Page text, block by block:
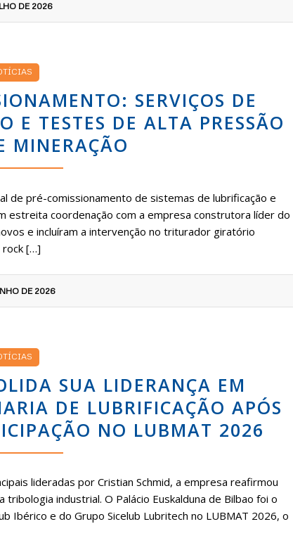
DE 2026
SERVIÇOS DE
E TESTES DE ALTA PRESSÃO
MINERAÇÃO
de pré-comissionamento de sistemas de lubrificação e
estreita coordenação com a empresa construtora líder do
e incluíram a intervenção no triturador giratório
rock […]
DE 2026
SUA LIDERANÇA EM
DE LUBRIFICAÇÃO APÓS
NO LUBMAT 2026
lideradas por Cristian Schmid, a empresa reafirmou
industrial. O Palácio Euskalduna de Bilbao foi o
Ibérico e do Grupo Sicelub Lubritech no LUBMAT 2026, o